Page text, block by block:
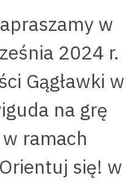
w
2024 r.
Gągławki w
na grę
ramach
się! w